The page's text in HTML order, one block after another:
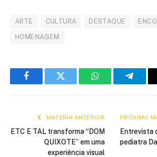
ARTE CULTURA DESTAQUE
HOMENAGEM
FacebookTwitter WhatsApp
MATÉRIA ANTERIOR
ETC E TAL transforma “DOM
QUIXOTE” em uma
experiência visual
PRÓXIMO
Entrevista
pediatra